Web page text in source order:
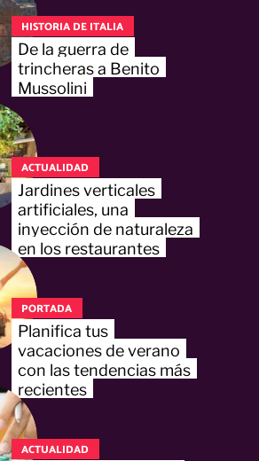
HISTORIA DE ITALIA
De la guerra de
trincheras a Benito
Mussolini
ACTUALIDAD
Jardines verticales
artificiales, una
inyección de naturaleza
en los restaurantes
PORTADA
Planifica tus
vacaciones de verano
con las tendencias más
recientes
ACTUALIDAD